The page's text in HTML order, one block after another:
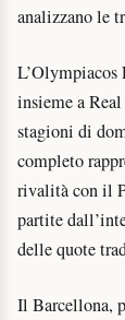
analizzano le
insieme a
stagioni di
completo
rivalità con il
partite
delle quote
Il Barcellona,